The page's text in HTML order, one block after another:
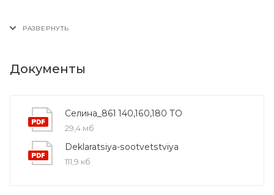
Документы
Селина_861 140,160,180 ТО
29,4 мб
Deklaratsiya-sootvetstviya
111,9 кб